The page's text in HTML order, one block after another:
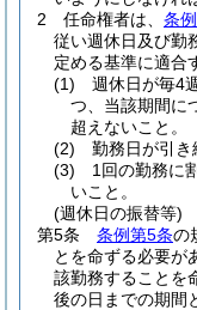
2
任命権者は、 条
従い週休日及び勤
定める基準に適合
(1)
週休日が毎4
つ、当該期間に
超えないこと。
(2)
勤務日が引き
(3)
1回の勤務に
いこと。
(週休日の振替等)
第5条
条例第5条の
とを命ずる必要が
該勤務することを
後の日までの期間